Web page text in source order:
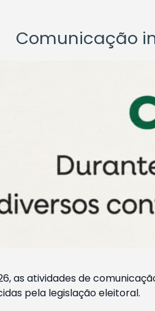
Comunicação
as atividades de
pela legislação eleitoral.